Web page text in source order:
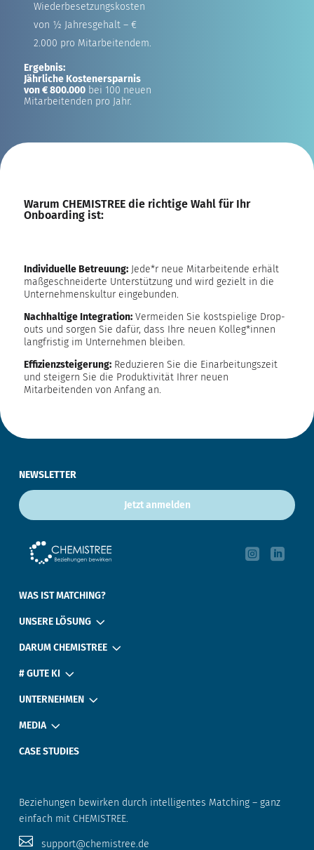
Wiederbesetzungskosten
von ½ Jahresgehalt – €
2.000 pro Mitarbeitendem.
Ergebnis:
Jährliche Kostenersparnis
von € 800.000bei 100 neuen
Mitarbeitenden pro Jahr.
Warum CHEMISTREE die richtige Wahl für Ihr
Onboarding ist:
Individuelle Betreuung:Jede*r neue Mitarbeitende erhält
maßgeschneiderte Unterstützung und wird gezielt in die
Unternehmenskultur eingebunden.
Nachhaltige Integration:Vermeiden Sie kostspielige Drop-
outs und sorgen Sie dafür, dass Ihre neuen Kolleg*innen
langfristig im Unternehmen bleiben.
Effizienzsteigerung:Reduzieren Sie die Einarbeitungszeit
und steigern Sie die Produktivität Ihrer neuen
Mitarbeitenden von Anfang an.
NEWSLETTER
Jetzt anmelden
 ‎ ‎ ‎ ‎ 
WAS IST MATCHING?
UNSERE LÖSUNG3
DARUM CHEMISTREE3
# GUTE KI 3
UNTERNEHMEN3
MEDIA3
CASE STUDIES
Beziehungen bewirken durch intelligentes Matching – ganz
einfach mit CHEMISTREE.
‎ ‎ ‎ support@chemistree.de